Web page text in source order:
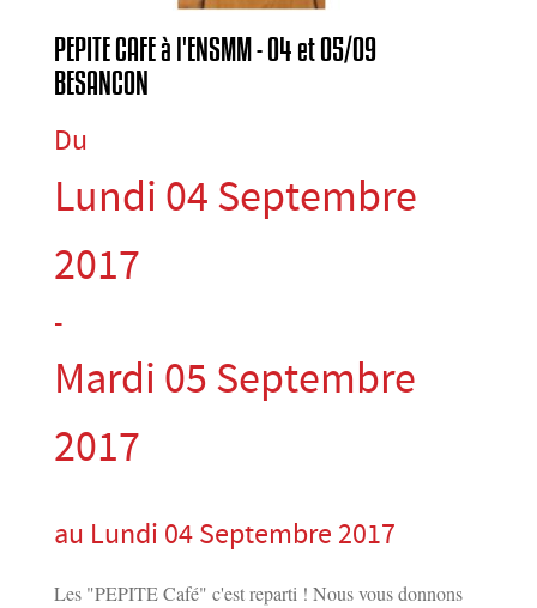
PEPITE CAFE à l'ENSMM - 04 et 05/09
BESANCON
Du
Lundi 04 Septembre
2017
-
Mardi 05 Septembre
2017
au Lundi 04 Septembre 2017
Les "PEPITE Café" c'est reparti ! Nous vous donnons